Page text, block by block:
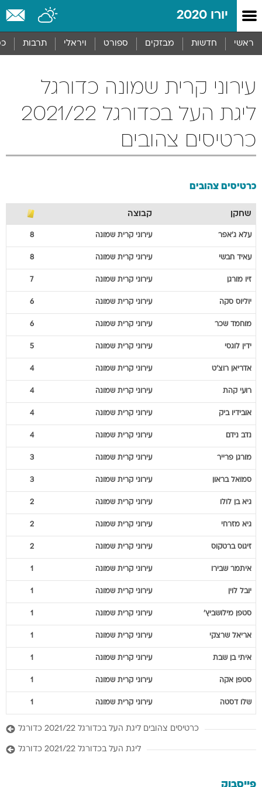
יורו 2020
ראשי חדשות מבזקים ספורט ויראלי תרבות
עירוני קרית שמונה כדורגל
ליגת העל בכדורגל 2021/22
כרטיסים צהובים
כרטיסים צהובים
שחקן קבוצה
עלא ג'אפר עירוני קרית שמונה 8
עאיד חבשי עירוני קרית שמונה 8
זיו מורגן עירוני קרית שמונה 7
יוליוס סקה עירוני קרית שמונה 6
מוחמד שכר עירוני קרית שמונה 6
ידין לוגסי עירוני קרית שמונה 5
אדריאן רוצ'ט עירוני קרית שמונה 4
רועי קהת עירוני קרית שמונה 4
אובידיו ביק עירוני קרית שמונה 4
נדב נידם עירוני קרית שמונה 4
מורגן פרייר עירוני קרית שמונה 3
סמואל בראון עירוני קרית שמונה 3
גיא בן לולו עירוני קרית שמונה 2
גיא מזרחי עירוני קרית שמונה 2
זיגוס ברטקוס עירוני קרית שמונה 2
איתמר שבירו עירוני קרית שמונה 1
יובל לוין עירוני קרית שמונה 1
סטפן מילושביץ' עירוני קרית שמונה 1
אריאל שרצקי עירוני קרית שמונה 1
איתי בן שבת עירוני קרית שמונה 1
סטפן אקה עירוני קרית שמונה 1
שלו דסטה עירוני קרית שמונה 1
כרטיסים צהובים ליגת העל בכדורגל 2021/22 כדורגל
ליגת העל בכדורגל 2021/22 כדורגל
פייסבוק